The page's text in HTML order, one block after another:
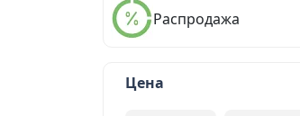
Распродажа
Цена